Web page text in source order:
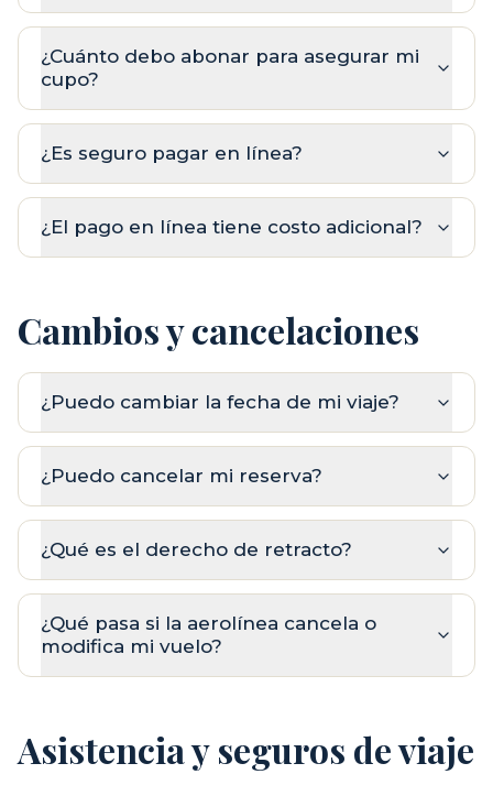
¿Cuánto debo abonar para asegurar mi
cupo?
¿Es seguro pagar en línea?
¿El pago en línea tiene costo adicional?
Cambios y cancelaciones
¿Puedo cambiar la fecha de mi viaje?
¿Puedo cancelar mi reserva?
¿Qué es el derecho de retracto?
¿Qué pasa si la aerolínea cancela o
modifica mi vuelo?
Asistencia y seguros de viaje